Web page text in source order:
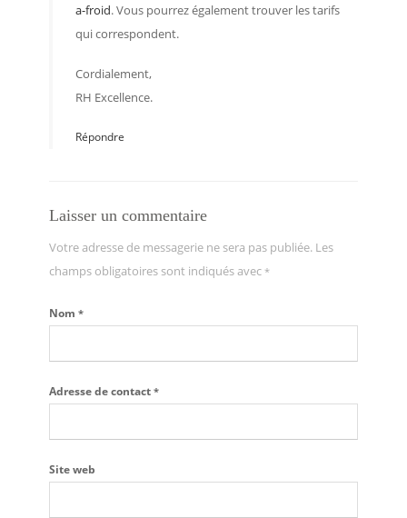
a-froid. Vous pourrez également trouver les tarifs
qui correspondent.
Cordialement,
RH Excellence.
Répondre
Laisser un commentaire
Votre adresse de messagerie ne sera pas publiée. Les
champs obligatoires sont indiqués avec *
Nom *
Adresse de contact *
Site web